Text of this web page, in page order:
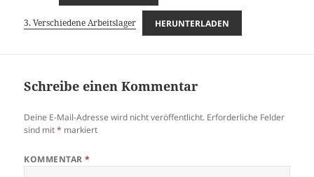
3. Verschiedene Arbeitslager HERUNTERLADEN
Schreibe einen Kommentar
Deine E-Mail-Adresse wird nicht veröffentlicht. Erforderliche Felder
sind mit* markiert
KOMMENTAR*